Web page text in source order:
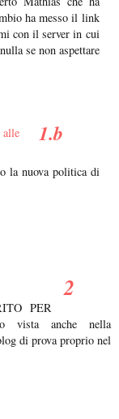
ha messo il link
con il server in cui
se non aspettare
alle
la nuova politica di
PER
vista anche nella
di prova proprio nel